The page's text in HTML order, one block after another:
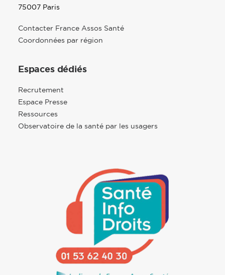
75007 Paris
Contacter France Assos Santé
Coordonnées par région
Espaces dédiés
Recrutement
Espace Presse
Ressources
Observatoire de la santé par les usagers